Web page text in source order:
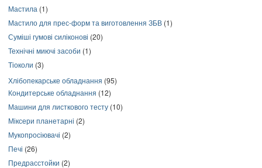
Мастила (1)
Мастило для прес-форм та виготовлення ЗБВ (1)
Суміші гумові силіконові (20)
Технічні миючі засоби (1)
Тіоколи (3)
Хлібопекарське обладнання (95)
Кондитерське обладнання (12)
Машини для листкового тесту (10)
Міксери планетарні (2)
Мукопросіювачі (2)
Печі (26)
Предрасстойки (2)